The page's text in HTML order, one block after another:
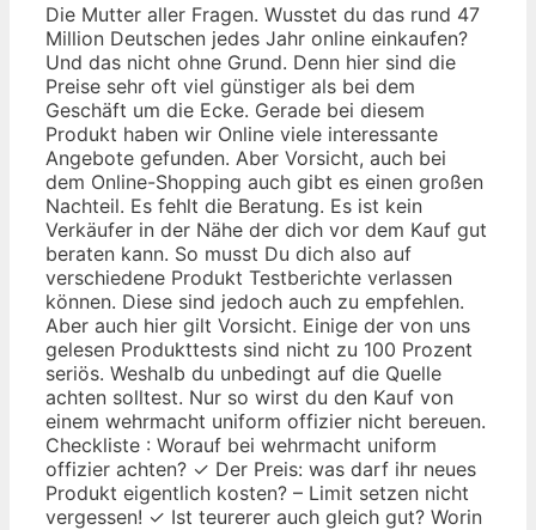
Die Mutter aller Fragen. Wusstet du das rund 47
Million Deutschen jedes Jahr online einkaufen?
Und das nicht ohne Grund. Denn hier sind die
Preise sehr oft viel günstiger als bei dem
Geschäft um die Ecke. Gerade bei diesem
Produkt haben wir Online viele interessante
Angebote gefunden. Aber Vorsicht, auch bei
dem Online-Shopping auch gibt es einen großen
Nachteil. Es fehlt die Beratung. Es ist kein
Verkäufer in der Nähe der dich vor dem Kauf gut
beraten kann. So musst Du dich also auf
verschiedene Produkt Testberichte verlassen
können. Diese sind jedoch auch zu empfehlen.
Aber auch hier gilt Vorsicht. Einige der von uns
gelesen Produkttests sind nicht zu 100 Prozent
seriös. Weshalb du unbedingt auf die Quelle
achten solltest. Nur so wirst du den Kauf von
einem wehrmacht uniform offizier nicht bereuen.
Checkliste : Worauf bei wehrmacht uniform
offizier achten? ✓ Der Preis: was darf ihr neues
Produkt eigentlich kosten? – Limit setzen nicht
vergessen! ✓ Ist teurerer auch gleich gut? Worin